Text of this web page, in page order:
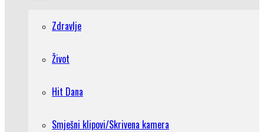
Zdravlje
Život
Hit Dana
Smješni klipovi/Skrivena kamera